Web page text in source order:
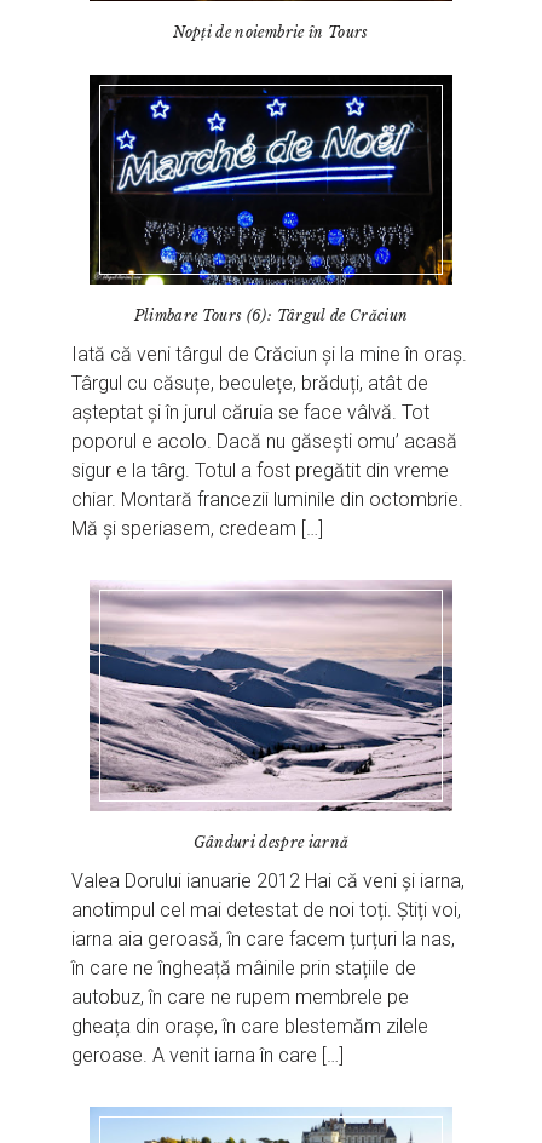
Nopți de noiembrie în Tours
Plimbare Tours (6): Târgul de Crăciun
Iată că veni târgul de Crăciun și la mine în oraș.
Târgul cu căsuțe, beculețe, brăduți, atât de
așteptat și în jurul căruia se face vâlvă. Tot
poporul e acolo. Dacă nu găsești omu’ acasă
sigur e la târg. Totul a fost pregătit din vreme
chiar. Montară francezii luminile din octombrie.
Mă și speriasem, credeam […]
Gânduri despre iarnă
Valea Dorului ianuarie 2012 Hai că veni și iarna,
anotimpul cel mai detestat de noi toți. Știți voi,
iarna aia geroasă, în care facem țurțuri la nas,
în care ne îngheață mâinile prin stațiile de
autobuz, în care ne rupem membrele pe
gheața din orașe, în care blestemăm zilele
geroase. A venit iarna în care […]